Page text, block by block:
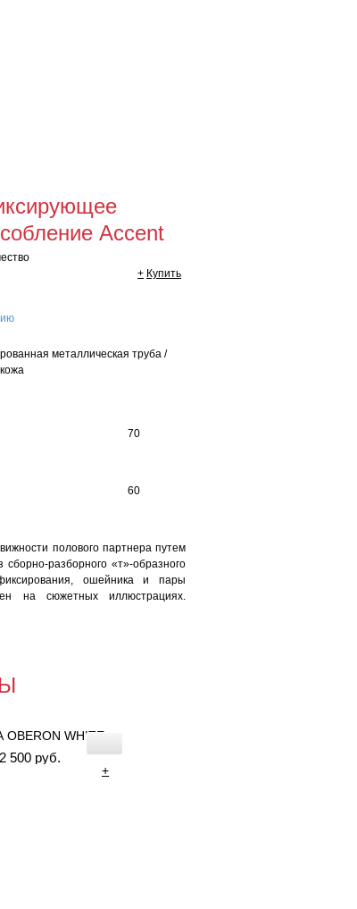
Accent
+ Купить
металлическая труба /
70
60
полового партнера путем
разборного «т»-образного
ошейника и пары
на сюжетных иллюстрациях.
WHITE
2 500 руб.
+